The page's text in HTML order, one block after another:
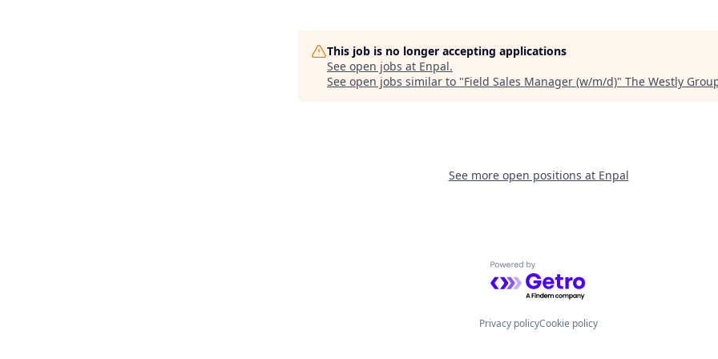
This job is no longer accepting applications
See open jobs at Enpal.
See open jobs similar to "Field Sales Manager (w/m/d)" The Westly
See more open positions at Enpal
Powered by Getro.com
Privacy policyCookie policy